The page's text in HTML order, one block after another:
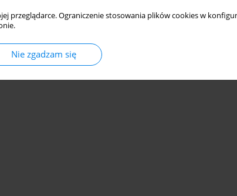
przeglądarce. Ograniczenie stosowania plików cookies w
Nie zgadzam się